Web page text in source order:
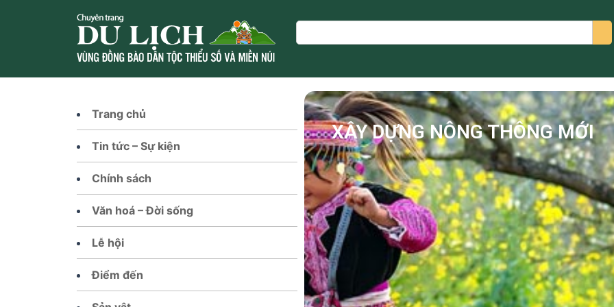
Search
Trang chủ
Tin tức – Sự kiện
Chính sách
Văn hoá – Đời sống
Lễ hội
Điểm đến
XÂY DỰNG NÔNG THÔNG MỚI